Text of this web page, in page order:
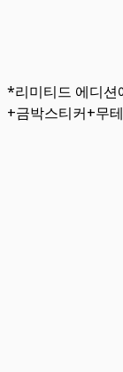
*리미티드 에디션
+금박스티커+무